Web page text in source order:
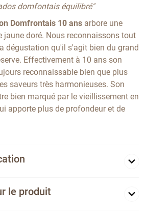
domfontais équilibré"
Domfrontais 10 ans arbore une
jaune doré. Nous reconnaissons tout
dégustation qu'il s'agit bien du grand
Effectivement à 10 ans son
reconnaissable bien que plus
saveurs très harmonieuses. Son
bien marqué par le vieillissement en
apporte plus de profondeur et de
le produit